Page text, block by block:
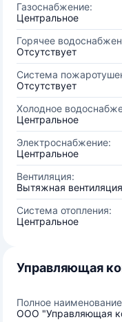
Газоснабжение:
Центральное
Горячее
Отсутствует
Система
Отсутствует
Холодное
Центральное
Электроснабжение:
Центральное
Вентиляция:
Вытяжная вентиляция
Система отопления:
Центральное
Управляющая
Полное
ООО "Управляющая